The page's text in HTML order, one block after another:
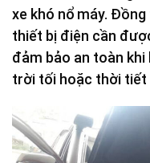
xe khó nổ máy.
thiết bị điện cần
đảm bảo an toàn
trời tối hoặc thời tiết